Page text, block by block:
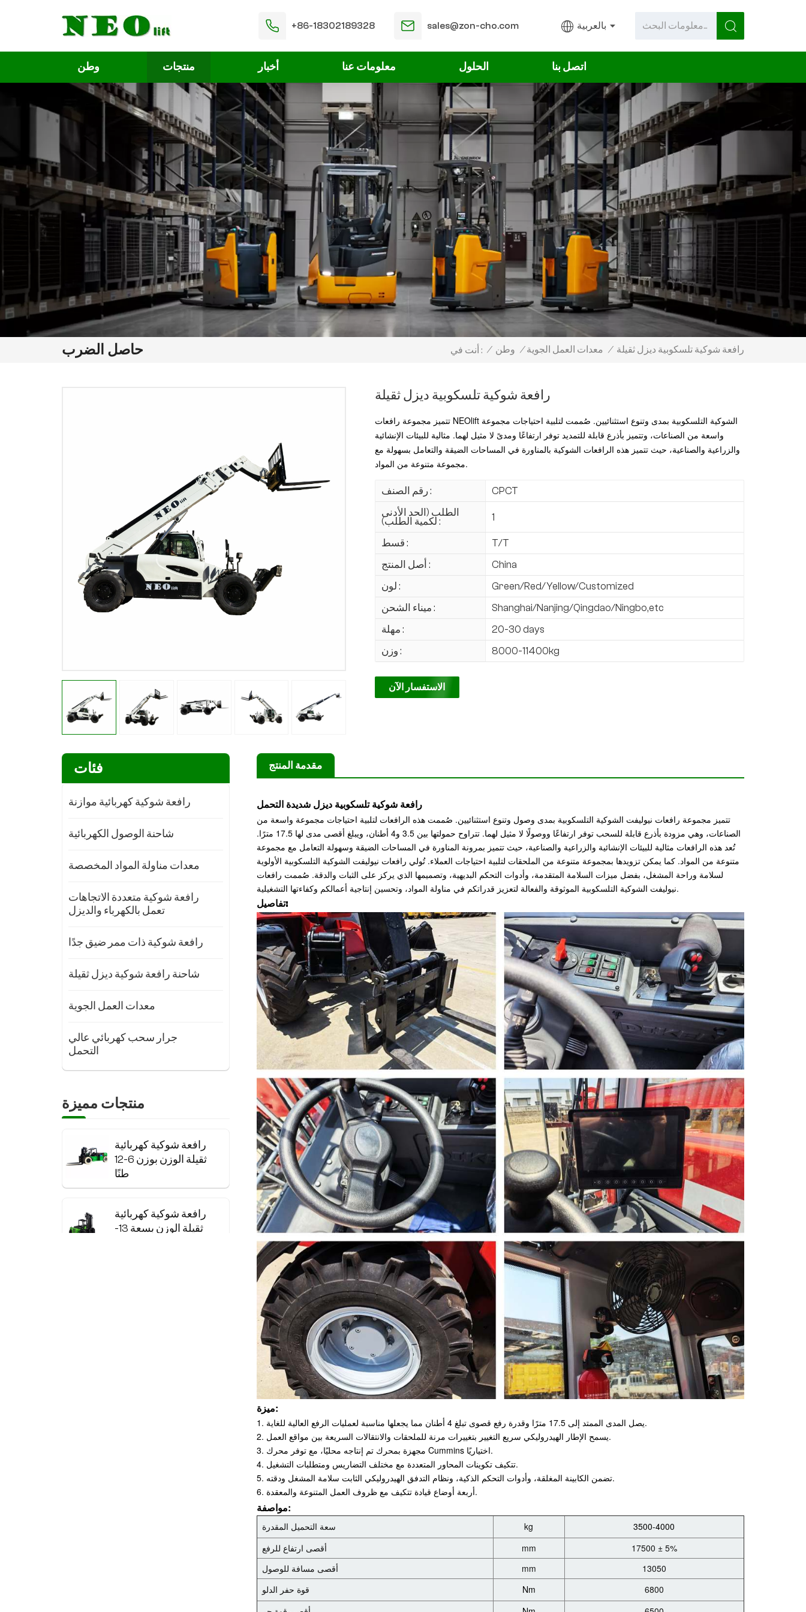
+86-18302189328 sales@zon-cho.com بالعربية
وطن منتجات أخبار معلومات عنا الحلول اتصل بنا
حاصل الضرب أنت في : / وطن / معدات العمل الجوية / رافعة شوكية تلسكوبية ديزل ثقيلة
رافعة شوكية تلسكوبية ديزل ثقيلة
تتميز مجموعة رافعات NEOlift الشوكية التلسكوبية بمدى وتنوع استثنائيين. صُممت لتلبية احتياجات مجموعة
واسعة من الصناعات، وتتميز بأذرع قابلة للتمديد توفر ارتفاعًا ومدىً لا مثيل لهما. مثالية للبيئات الإنشائية
والزراعية والصناعية، حيث تتميز هذه الرافعات الشوكية بالمناورة في المساحات الضيقة والتعامل بسهولة مع
مجموعة متنوعة من المواد.
رقم الصنف :
CPCT
الطلب (الحد الأدنى
لكمية الطلب) : 1
قسط :
T/T
أصل المنتج :
China
لون :
Green/Red/Yellow/Customized
ميناء الشحن :
Shanghai/Nanjing/Qingdao/Ningbo,etc
مهلة :
20-30 days
وزن :
8000-11400kg
الاستفسار الآن
مقدمة المنتج
رافعة شوكية تلسكوبية ديزل شديدة التحمل
تتميز مجموعة رافعات نيوليفت الشوكية التلسكوبية بمدى وصول وتنوع استثنائيين. صُممت هذه الرافعات لتلبية احتياجات مجموعة واسعة من
الصناعات، وهي مزودة بأذرع قابلة للسحب توفر ارتفاعًا ووصولًا لا مثيل لهما. تتراوح حمولتها بين 3.5 و4 أطنان، ويبلغ أقصى مدى لها 17.5 مترًا.
تُعد هذه الرافعات مثالية للبيئات الإنشائية والزراعية والصناعية، حيث تتميز بمرونة المناورة في المساحات الضيقة وسهولة التعامل مع مجموعة
متنوعة من المواد. كما يمكن تزويدها بمجموعة متنوعة من الملحقات لتلبية احتياجات العملاء. تُولي رافعات نيوليفت الشوكية التلسكوبية الأولوية
لسلامة وراحة المشغل، بفضل ميزات السلامة المتقدمة، وأدوات التحكم البديهية، وتصميمها الذي يركز على الثبات والدقة. صُممت رافعات
نيوليفت الشوكية التلسكوبية الموثوقة والفعالة لتعزيز قدراتكم في مناولة المواد، وتحسين إنتاجية أعمالكم وكفاءتها التشغيلية.
تفاصيل:
ميزة:
1. يصل المدى الممتد إلى 17.5 مترًا وقدرة رفع قصوى تبلغ 4 أطنان مما يجعلها مناسبة لعمليات الرفع العالية للغاية.
2. يسمح الإطار الهيدروليكي سريع التغيير بتغييرات مرنة للملحقات والانتقالات السريعة بين مواقع العمل.
3. مجهزة بمحرك تم إنتاجه محليًا، مع توفر محرك Cummins اختياريًا.
4. تتكيف تكوينات المحاور المتعددة مع مختلف التضاريس ومتطلبات التشغيل.
5. تضمن الكابينة المغلقة، وأدوات التحكم الذكية، ونظام التدفق الهيدروليكي الثابت سلامة المشغل ودقته.
6. أربعة أوضاع قيادة تتكيف مع ظروف العمل المتنوعة والمعقدة.
مواصفة:
سعة التحميل المقدرة kg
3500-4000
أقصى ارتفاع للرفع
mm
17500 ± 5%
أقصى مسافة للوصول
mm
13050
قوة حفر الدلو
Nm
6800
فئات
رافعة شوكية كهربائية موازنة
شاحنة الوصول الكهربائية
معدات مناولة المواد المخصصة
رافعة شوكية متعددة الاتجاهات
تعمل بالكهرباء والديزل
رافعة شوكية ذات ممر ضيق جدًا
شاحنة رافعة شوكية ديزل ثقيلة
معدات العمل الجوية
جرار سحب كهربائي عالي
التحمل
منتجات مميزة
رافعة شوكية كهربائية
ثقيلة الوزن بوزن 6-12
طنًا
رافعة شوكية كهربائية
ثقيلة الوزن بسعة 13-